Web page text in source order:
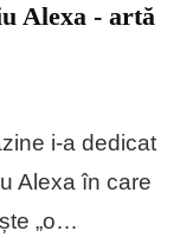
Alexa - artă
i-a dedicat
Alexa în care
„o…